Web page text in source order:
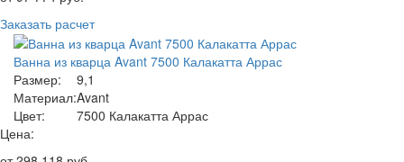
Заказать расчет
Ванна из кварца Avant 7500 Калакатта Аррас
Размер:
9,1
Материал:Avant
Цвет:
7500 Калакатта Аррас
Цена: